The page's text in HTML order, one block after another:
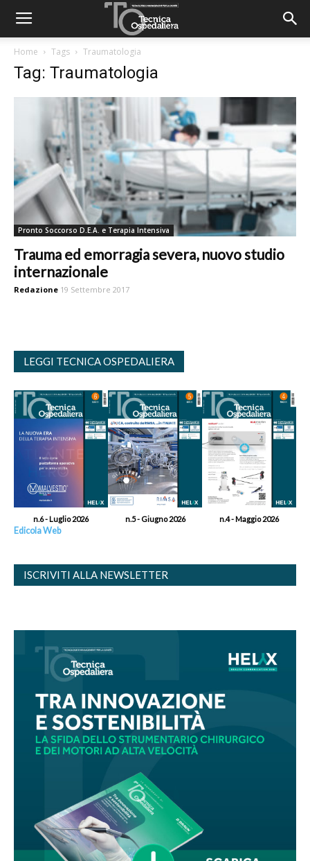
Home Tags Traumatologia
Tag: Traumatologia
Pronto Soccorso D.E.A. e Terapia Intensiva
Trauma ed emorragia severa, nuovo studio
internazionale
Redazione 19 Settembre 2017
LEGGI TECNICA OSPEDALIERA
n.6 - Luglio 2026 n.5 - Giugno 2026 n.4 - Maggio 2026
Edicola Web
ISCRIVITI ALLA NEWSLETTER